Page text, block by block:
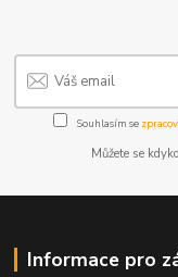
Souhlasím se
Můžete se
Informace pro